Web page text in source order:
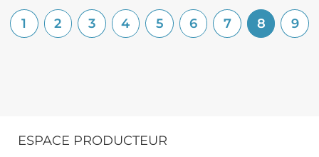
1 2 3 4 5 6 7 8 9
ESPACE PRODUCTEUR